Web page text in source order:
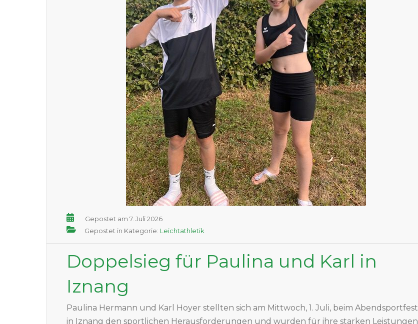
Gepostet am 7. Juli 2026
Gepostet in Kategorie: Leichtathletik
Doppelsieg für Paulina und Karl in
Iznang
Paulina Hermann und Karl Hoyer stellten sich am Mittwoch, 1. Juli, beim Abendsportfest
in Iznang den sportlichen Herausforderungen und wurden für ihre starken Leistungen